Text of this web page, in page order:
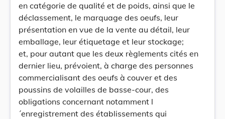
en catégorie de qualité et de poids, ainsi que le
déclassement, le marquage des oeufs, leur
présentation en vue de la vente au détail, leur
emballage, leur étiquetage et leur stockage;
et, pour autant que les deux règlements cités en
dernier lieu, prévoient, à charge des personnes
commercialisant des oeufs à couver et des
poussins de volailles de basse-cour, des
obligations concernant notamment l
´enregistrement des établissements qui